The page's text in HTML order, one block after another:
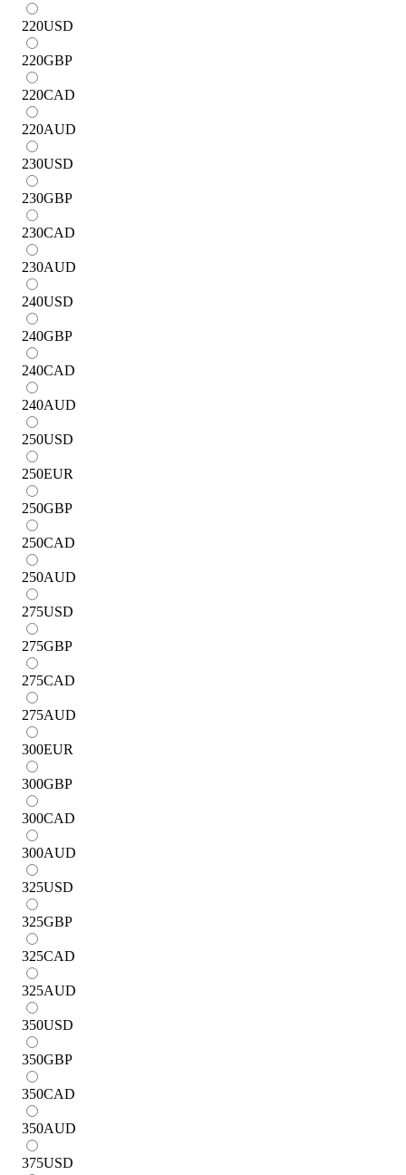
220USD
220GBP
220CAD
220AUD
230USD
230GBP
230CAD
230AUD
240USD
240GBP
240CAD
240AUD
250USD
250EUR
250GBP
250CAD
250AUD
275USD
275GBP
275CAD
275AUD
300EUR
300GBP
300CAD
300AUD
325USD
325GBP
325CAD
325AUD
350USD
350GBP
350CAD
350AUD
375USD